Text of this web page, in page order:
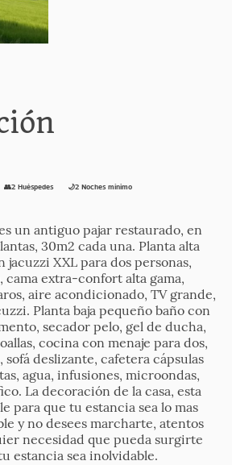
🌙2 Noches mínimo
un antiguo pajar restaurado, en
30m2 cada una. Planta alta
XXL para dos personas,
cama extra-confort alta gama,
aire acondicionado, TV grande,
Planta baja pequeño baño con
secador pelo, gel de ducha,
cocina con menaje para dos,
sofá deslizante, cafetera cápsulas
agua, infusiones, microondas,
La decoración de la casa, esta
para que tu estancia sea lo mas
y no desees marcharte, atentos
necesidad que pueda surgirte
estancia sea inolvidable.